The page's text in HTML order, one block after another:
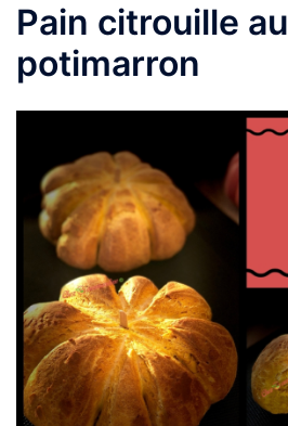
Pain citrouille au
potimarron